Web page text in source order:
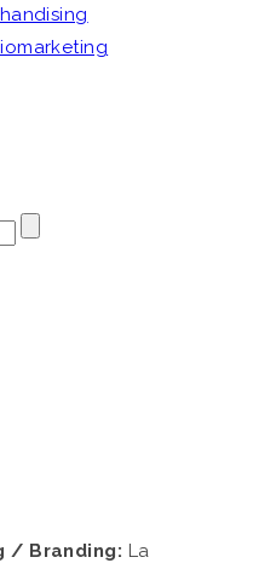
/ Branding: La